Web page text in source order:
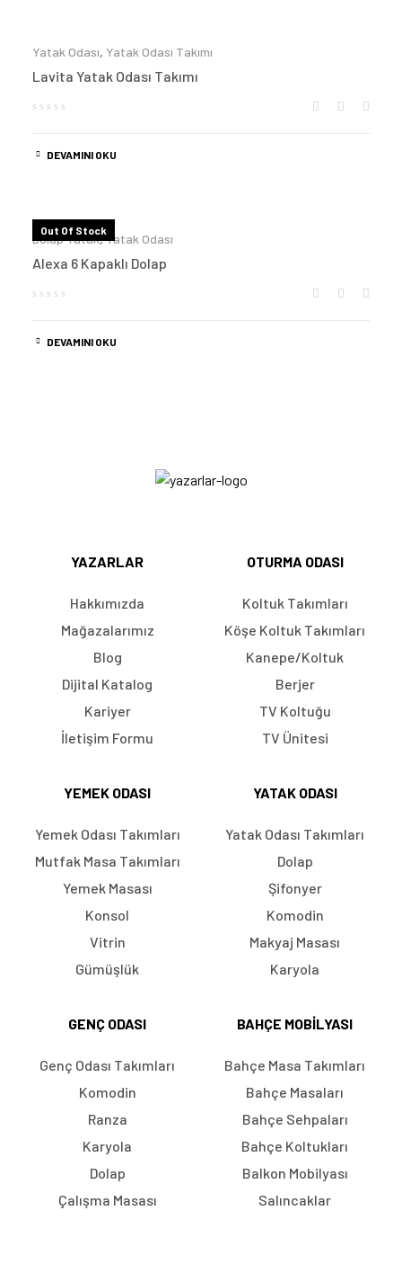
Yatak Odası, Yatak Odası Takımı
Lavita Yatak Odası Takımı
DEVAMINI OKU
Out Of Stock
Dolap Yatak,Yatak Odası
Alexa 6 Kapaklı Dolap
DEVAMINI OKU
YAZARLAR
Hakkımızda
Mağazalarımız
Blog
Dijital Katalog
Kariyer
İletişim Formu
OTURMA ODASI
Koltuk Takımları
Köşe Koltuk Takımları
Kanepe/Koltuk
Berjer
TV Koltuğu
TV Ünitesi
YEMEK ODASI
Yemek Odası Takımları
Mutfak Masa Takımları
Yemek Masası
Konsol
Vitrin
Gümüşlük
YATAK ODASI
Yatak Odası Takımları
Dolap
Şifonyer
Komodin
Makyaj Masası
Karyola
GENÇ ODASI
Genç Odası Takımları
Komodin
Ranza
Karyola
Dolap
Çalışma Masası
BAHÇE MOBILYASI
Bahçe Masa Takımları
Bahçe Masaları
Bahçe Sehpaları
Bahçe Koltukları
Balkon Mobilyası
Salıncaklar